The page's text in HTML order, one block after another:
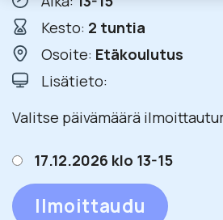
Kesto: 2 tuntia
Osoite: Etäkoulutus
Lisätieto:
Valitse päivämäärä
17.12.2026 klo 13-15
Ilmoittaudu